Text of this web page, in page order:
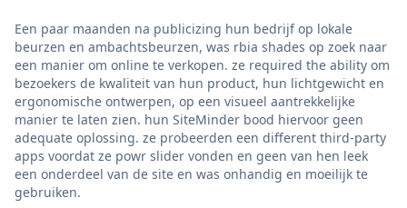
Een paar maanden na publicizing hun bedrijf op lokale
beurzen en ambachtsbeurzen, was rbia shades op zoek naar
een manier om online te verkopen. ze required the ability om
bezoekers de kwaliteit van hun product, hun lichtgewicht en
ergonomische ontwerpen, op een visueel aantrekkelijke
manier te laten zien. hun SiteMinder bood hiervoor geen
adequate oplossing. ze probeerden een different third-party
apps voordat ze powr slider vonden en geen van hen leek
een onderdeel van de site en was onhandig en moeilijk te
gebruiken.